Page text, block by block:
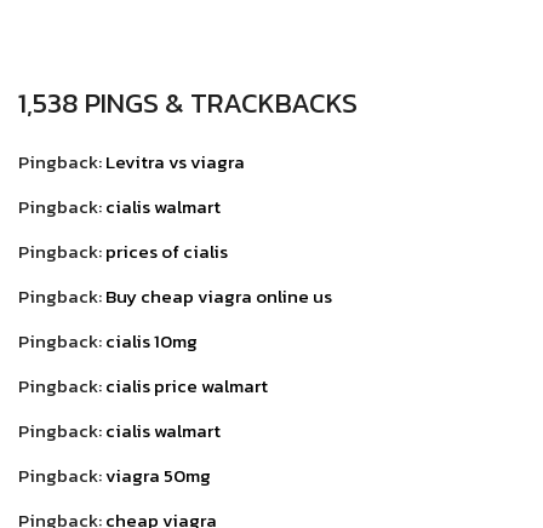
1,538 PINGS & TRACKBACKS
Pingback:Levitra vs viagra
Pingback:cialis walmart
Pingback:prices of cialis
Pingback:Buy cheap viagra online us
Pingback:cialis 10mg
Pingback:cialis price walmart
Pingback:cialis walmart
Pingback:viagra 50mg
Pingback:cheap viagra